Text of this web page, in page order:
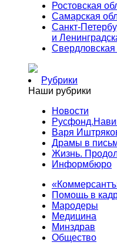
Ростовская
Самарская
Санкт-
и
Свердловская
Рубрики
Наши рубрики
Новости
Варя
Драмы в
Жизнь.
Информбюро
Помощь в
Мародеры
Медицина
Минздрав
Общество